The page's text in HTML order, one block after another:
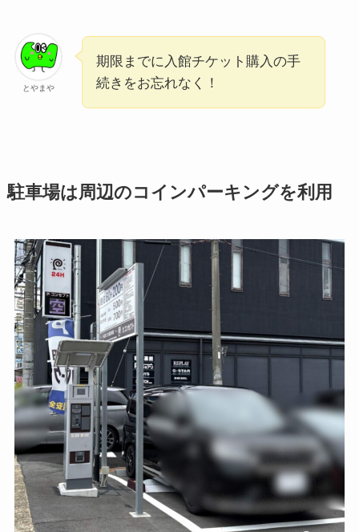
とやまや
期限までに入館チケット購入の手
続きをお忘れなく！
駐車場は周辺のコインパーキングを利用